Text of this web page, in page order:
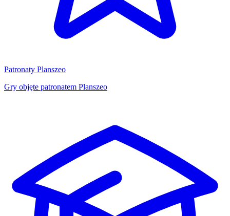
Patronaty Planszeo
Gry objęte patronatem Planszeo